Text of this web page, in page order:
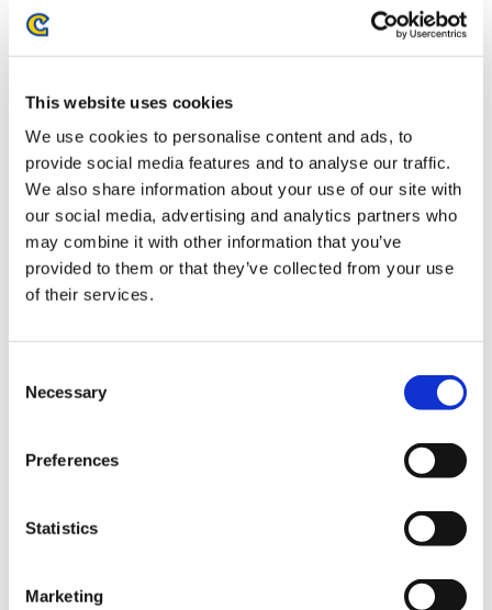
This website uses cookies
We use cookies to personalise content and ads, to
provide social media features and to analyse our traffic.
We also share information about your use of our site with
our social media, advertising and analytics partners who
may combine it with other information that you’ve
provided to them or that they’ve collected from your use
of their services.
Selection
Necessary
Preferences
Statistics
Marketing
ドチャンピオンシップ 2025 アクリルパネル
3,500円
在庫：× |175ポイント
お届け開始日：
3,500円(税込)
お届け開始日：